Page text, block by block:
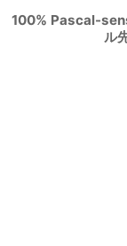
100% Pascal-
ル